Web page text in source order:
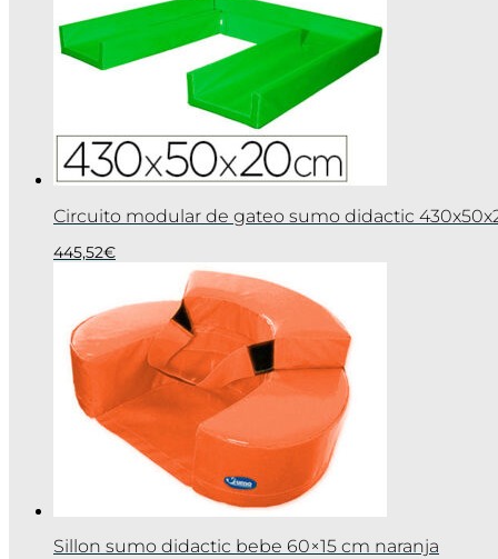
Circuito modular de gateo sumo didactic
445,52€
Sillon sumo didactic bebe 60×15 cm naranja